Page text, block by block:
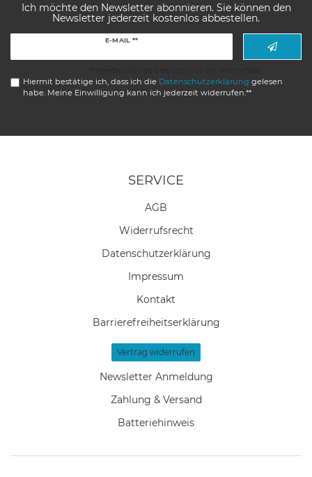
Ich möchte den Newsletter abonnieren. Sie können den
Newsletter jederzeit kostenlos abbestellen.
E-MAIL **
Hiermit bestätige ich, dass ich die Daten­schutz­erklärung gelesen
habe. Meine Einwilligung kann ich jederzeit widerrufen.**
SERVICE
AGB
Widerrufs­recht
Daten­schutz­erklärung
Impressum
Kontakt
Barrierefreiheitserklärung
Vertrag widerrufen
Newsletter Anmeldung
Zahlung & Versand
Batteriehinweis